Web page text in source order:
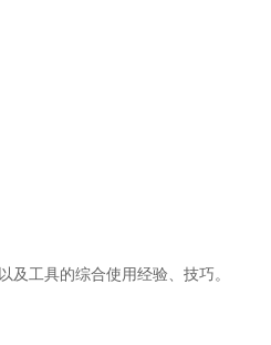
工具的综合使用经验、技巧。